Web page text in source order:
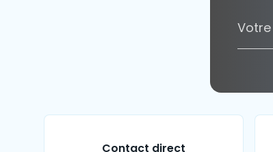
Contact direct